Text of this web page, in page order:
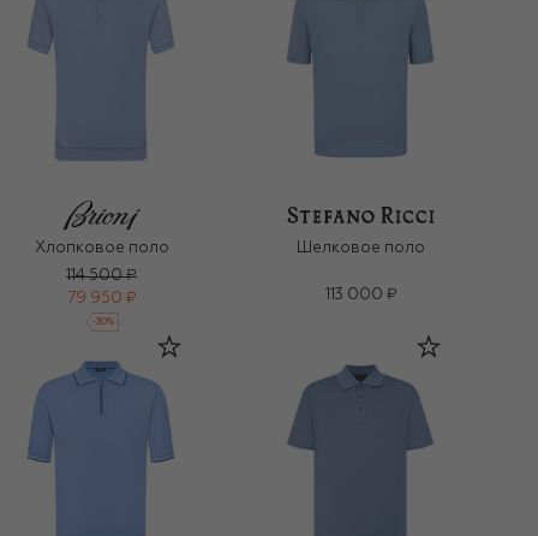
Хлопковое поло
114 500 ₽
79 950 ₽
-30%
Шелковое поло
113 000 ₽